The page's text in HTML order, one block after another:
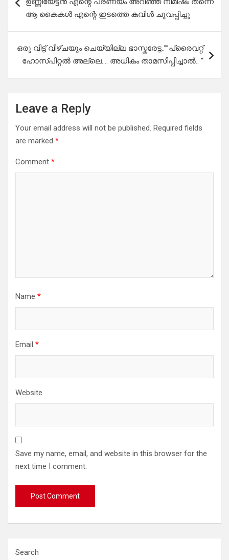
ആ കൈകൾ എന്റെ ഇടത്തെ കവിൾ ചുവപ്പിച്ചു
ഒരു വിട്ട് വീഴ്ചയും ചെയ്യില്ല ഭാസ്കരേട്ട..””പ്രൈവറ്റ്
ഹോസ്പിറ്റൽ അല്ലെ…. അധികം താമസിപ്പിച്ചാൽ.. “
Leave a Reply
Your email address will not be published. Required fields
are marked *
Comment *
Name *
Email *
Website
Save my name, email, and website in this browser for the
next time I comment.
Search